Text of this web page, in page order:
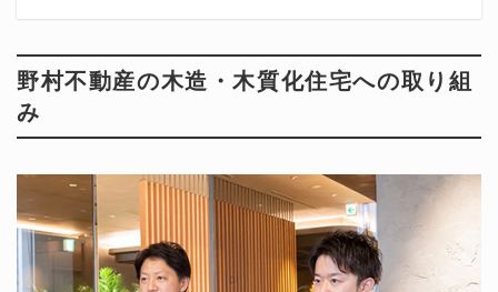
野村不動産の木造・木質化住宅への取り組
み